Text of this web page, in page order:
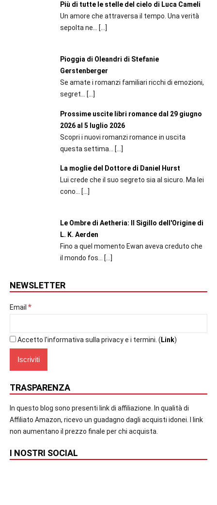
Più di tutte le stelle del cielo di Luca Cameli
Un amore che attraversa il tempo. Una verità
sepolta ne... […]
Pioggia di Oleandri di Stefanie
Gerstenberger
Se amate i romanzi familiari ricchi di emozioni,
segret...
[…]
Prossime uscite libri romance dal 29 giugno
2026 al 5 luglio 2026
Scopri i nuovi romanzi romance in uscita
questa settima...
[…]
La moglie del Dottore di Daniel Hurst
Lui crede che il suo segreto sia al sicuro. Ma lei
cono... […]
Le Ombre di Aetheria: Il Sigillo dell'Origine di
L. K. Aerden
Fino a quel momento Ewan aveva creduto che
il mondo fos...
[…]
NEWSLETTER
Email *
Accetto l'informativa sulla privacy e i termini. ( Link)
TRASPARENZA
In questo blog sono presenti link di affiliazione. In qualità di
Affiliato Amazon, ricevo un guadagno dagli acquisti idonei. I link
non aumentano il prezzo finale per chi acquista.
I NOSTRI SOCIAL